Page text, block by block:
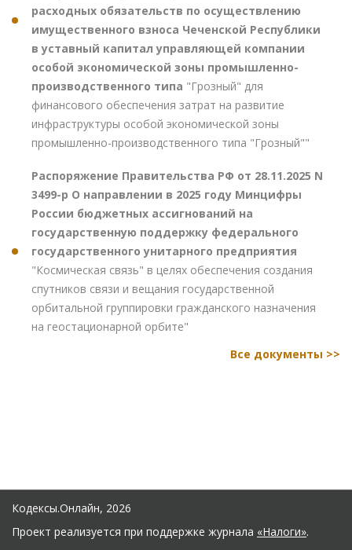
расходных обязательств по осуществлению
имущественного взноса Чеченской Республики
в уставный капитал управляющей компании
особой экономической зоны промышленно-
производственного типа "Грозный" для
финансового обеспечения затрат на развитие
инфраструктуры особой экономической зоны
промышленно-производственного типа "Грозный""
Распоряжение Правительства РФ от 28.11.2025 N
3499-р О направлении в 2025 году Минцифры
России бюджетных ассигнований на
государственную поддержку федерального
государственного унитарного предприятия
"Космическая связь" в целях обеспечения создания
спутников связи и вещания государственной
орбитальной группировки гражданского назначения
на геостационарной орбите"
Все документы >>
Кодексы.Онлайн, 2026
Проект реализуется при поддержке журнала «Налоги».